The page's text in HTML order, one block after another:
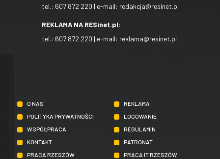
tel.: 607 872 220 | e-mail: redakcja@resinet.pl
REKLAMA NA RESinet.pl:
tel.: 607 872 220 | e-mail: reklama@resinet.pl
O NAS
REKLAMA
POLITYKA PRYWATNOŚCI
LOGOWANIE
WSPÓŁPRACA
REGULAMIN
KONTAKT
PATRONAT
PRACA RZESZÓW
PRACA IT RZESZÓW